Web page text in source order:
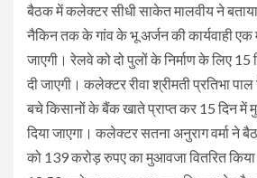
बैठक में कलेक्टर सीधी साकेत मालवीय ने
नैकिन तक के गांव के भू अर्जन की कार्यवाही एक
जाएगी। रेलवे को दो पुलों के निर्माण के लिए
दी जाएगी। कलेक्टर रीवा श्रीमती प्रतिभा
बचे किसानों के बैंक खाते प्राप्त कर 15 दिन में
दिया जाएगा। कलेक्टर सतना अनुराग वर्मा ने
को 139 करोड़ रुपए का मुआवजा वितरित